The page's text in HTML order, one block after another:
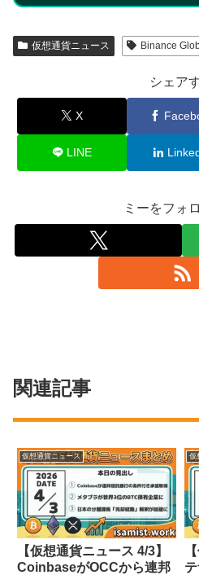
仮想通貨ニュース Binance
シェア
X
LINE
ミーをフォ
関連記事
仮想通貨ニュース
【仮想通貨ニュース 4/3】
CoinbaseがOCCから連邦
仮